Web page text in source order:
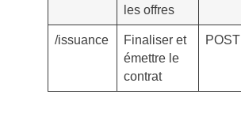
les offres
/issuance
Finaliser et
émettre le
contrat
POST